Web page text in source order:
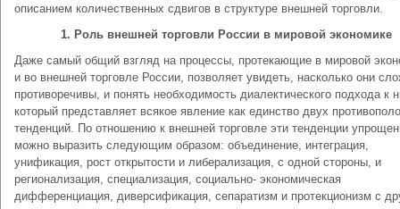
описанием количественных сдвигов в структуре внешней торговли.
1. Роль внешней торговли России в мировой экономике
Даже самый общий взгляд на процессы, протекающие в мировой
и во внешней торговле России, позволяет увидеть, насколько они
противоречивы, и понять необходимость диалектического подхода к
который представляет всякое явление как единство двух
тенденций. По отношению к внешней торговле эти тенденции
можно выразить следующим образом: объединение, интеграция,
унификация, рост открытости и либерализация, с одной стороны, и
регионализация, специализация, социально- экономическая
дифференциация, диверсификация, сепаратизм и протекционизм с